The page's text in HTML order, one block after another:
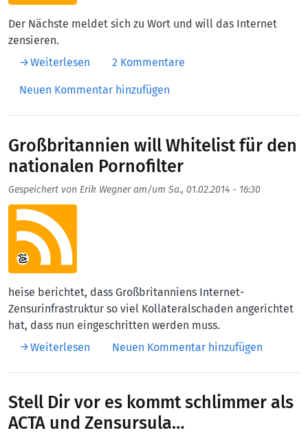
Der Nächste meldet sich zu Wort und will das Internet
zensieren.
Weiterlesen über Der nächste Blockierer
2 Kommentare
Neuen Kommentar hinzufügen
Großbritannien will Whitelist für den
nationalen Pornofilter
Gespeichert von Erik Wegneram/um Sa., 01.02.2014 - 16:30
Aufmacherbild
heise berichtet, dass Großbritanniens Internet-
Zensurinfrastruktur so viel Kollateralschaden angerichtet
hat, dass nun eingeschritten werden muss.
Weiterlesen über Großbritannien will Whitelist für den
Neuen Kommentar hinzufügen
Stell Dir vor es kommt schlimmer als
ACTA und Zensursula…